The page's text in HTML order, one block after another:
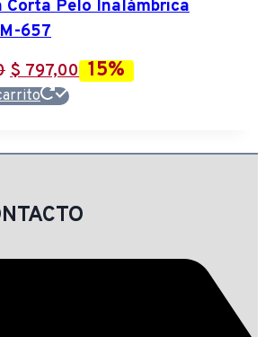
Corta Pelo Inalámbrica
657
El
precio
era:
$797,00El
es:
15%